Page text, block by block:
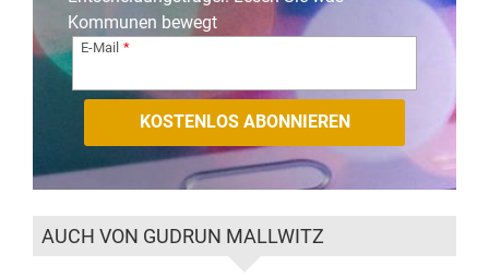
Kommunen bewegt
E-Mail
AUCH VON GUDRUN MALLWITZ